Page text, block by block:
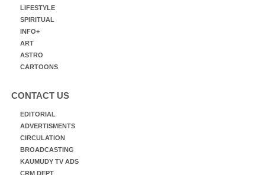
LIFESTYLE
SPIRITUAL
INFO+
ART
ASTRO
CARTOONS
CONTACT US
EDITORIAL
ADVERTISMENTS
CIRCULATION
BROADCASTING
KAUMUDY TV ADS
CRM DEPT